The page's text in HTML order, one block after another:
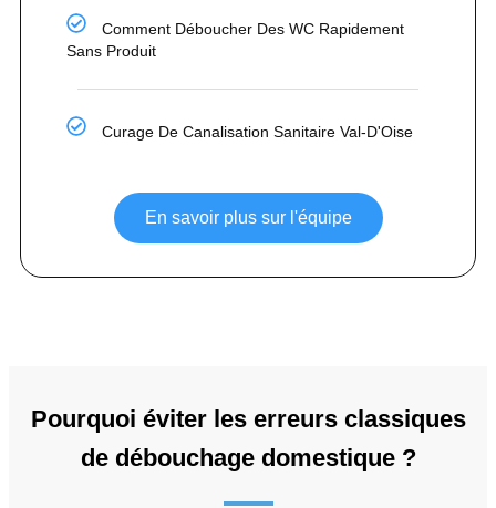
Comment Déboucher Des WC Rapidement
Sans Produit
Curage De Canalisation Sanitaire Val-D'Oise
En savoir plus sur l'équipe
Pourquoi éviter les erreurs classiques
de débouchage domestique ?